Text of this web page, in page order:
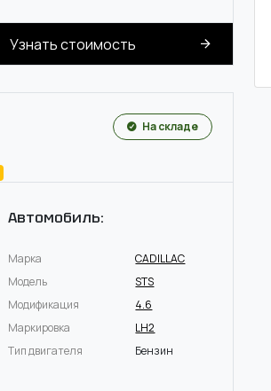
Узнать стоимость
На складе
Автомобиль:
Марка
CADILLAC
Модель
STS
Модификация
4.6
Маркировка
LH2
Тип двигателя
Бензин